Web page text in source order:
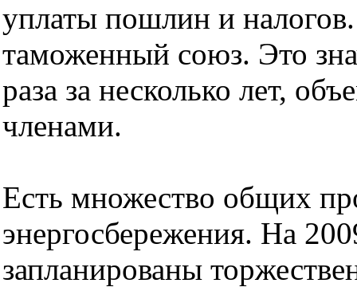
уплаты пошлин и
таможенный союз. Это
раза за несколько лет,
членами.
Есть множество общих
энергосбережения. На
запланированы